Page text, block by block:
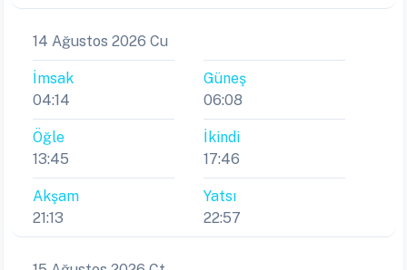
14 Ağustos 2026 Cu
İmsak
04:14
Güneş
06:08
Öğle
13:45
İkindi
17:46
Akşam
21:13
Yatsı
22:57